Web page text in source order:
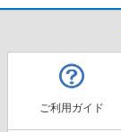
ご利用ガイド